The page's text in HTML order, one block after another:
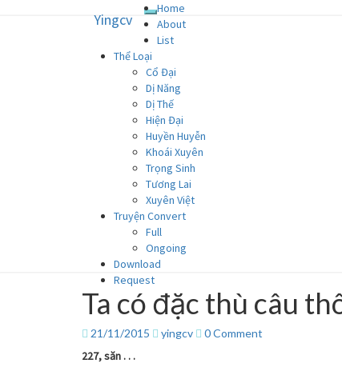
Toggle
navigation
Yingcv
Home
About
List
Thể Loại
Cổ Đại
Dị Năng
Dị Thế
Hiện Đại
Huyền Huyễn
Khoái Xuyên
Trọng Sinh
Tương Lai
Xuyên Việt
Truyện Convert
Full
Ongoing
Download
Request
Truyện ngôn tình convert
Ta
có
đặc
câu
Ta có đặc thù câu
21/11/2015 yingcv Comments
0 Comment
227, săn . . .